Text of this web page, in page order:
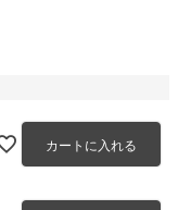
カートに入れる